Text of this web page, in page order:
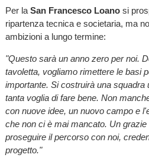
Per la San Francesco Loano si
ripartenza tecnica e societaria, ma
ambizioni a lungo termine:
"Questo sarà un anno zero per noi.
tavoletta, vogliamo rimettere le basi
importante. Si costruirà una squadra
tanta voglia di fare bene. Non
con nuove idee, un nuovo campo e
che non ci è mai mancato. Un
proseguire il percorso con noi,
progetto."